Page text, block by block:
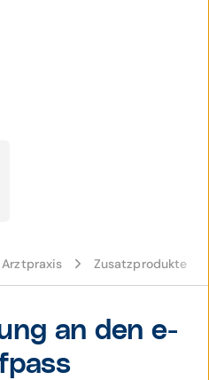
Arztpraxis Zusatzprodukte
an den e-